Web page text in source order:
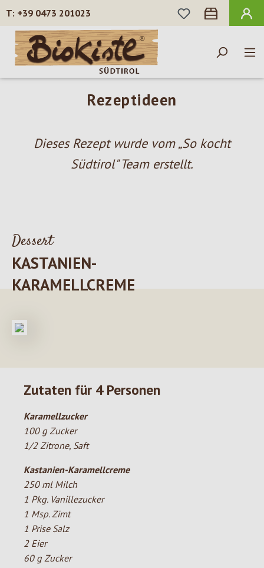
Zum Hauptinhalt springen
+39 0473 201023
DU HAST 0
Rezeptideen
Dieses Rezept wurde vom „So kocht
Südtirol" Team erstellt.
Dessert
KASTANIEN-
KARAMELLCREME
Zutaten für 4 Personen
Karamellzucker
100 g Zucker
1/2 Zitrone, Saft
Kastanien-Karamellcreme
250 ml Milch
1 Pkg. Vanillezucker
1 Msp. Zimt
1 Prise Salz
2 Eier
60 g Zucker